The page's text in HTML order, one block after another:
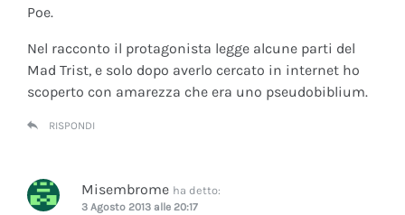
Poe.
Nel racconto il protagonista legge alcune parti del
Mad Trist, e solo dopo averlo cercato in internet ho
scoperto con amarezza che era uno pseudobiblium.
RISPONDI
Misembrome ha detto:
3 Agosto 2013 alle 20:17